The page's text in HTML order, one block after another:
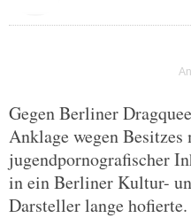
Gegen Berliner
Anklage wegen
jugendpornografischer
in ein Berliner Kultur-
Darsteller lange hofierte.